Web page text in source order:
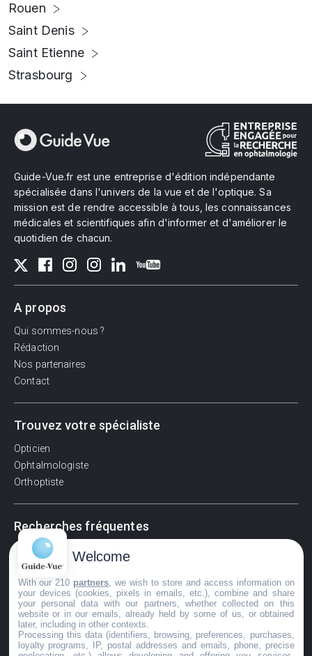
Rouen
Saint Denis
Saint Etienne
Strasbourg
Guide-Vue.fr est une entreprise d'édition indépendante
spécialisée dans l'univers de la vue et de l'optique. Sa
mission est de rendre accessible à tous, les connaissances
médicales et scientifiques afin d'informer et d'améliorer le
quotidien de chacun.
A propos
Qui sommes-nous ?
Rédaction
Nos partenaires
Contact
Trouvez votre spécialiste
Opticien
Ophtalmologiste
Orthoptiste
Recherches fréquentes
Pathologies adultes
Signes d'une urgence ophtalmologique
La vision
Acuité visuelle
Myosis / mydriase
Œdème oculaire
Welcome
With our 210 partners , we wish to store and access information on
your devices (cookies, pixels in emails, etc.), combine and share
your personal data with our partners, whether collected on this
website or in our emails, already held by some of us, or obtained
later, including in other contexts.
Processing this data (identifiers, browsing, preferences, purchases,
loyalty programs, IP, postal addresses and emails, phone, precise